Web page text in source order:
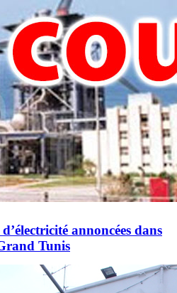
annoncées dans
Tunis